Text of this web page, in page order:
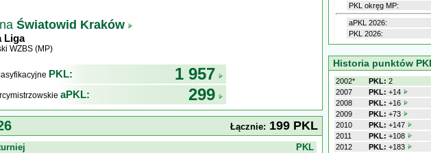
Światowid Kraków
Liga
WZBS (MP)
PKL: 1 957
aPKL: 299
Łącznie: 199 PKL
PKL
PKL okręg MP:
aPKL 2026:
PKL 2026:
Historia punktów
2002* PKL: 2
2007
PKL: +14
2008
PKL: +16
2009
PKL: +73
2010
PKL: +147
2011
PKL: +108
2012
PKL: +183